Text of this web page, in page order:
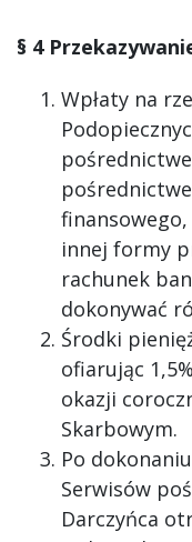
§ 4
Wpłaty na
innej formy
rachunek
dokonywać
Środki
ofiarując
okazji
Skarbowym.
Po
Serwisów
Darczyńca